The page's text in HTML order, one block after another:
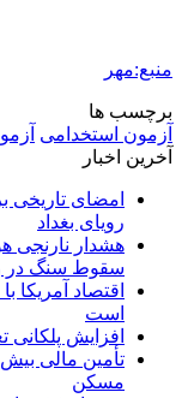
منبع:مهر
برچسب ها
آزمون استخدامی
آخرین اخبار
امضای
رویای بغداد
سقوط سنگ در
اقتصاد
است
افزایش
مسکن